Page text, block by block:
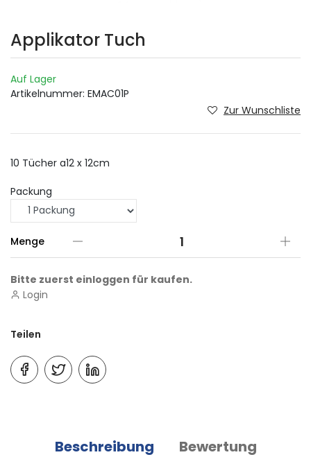
Applikator Tuch
Auf Lager
Artikelnummer: EMAC01P
Zur Wunschliste
10 Tücher a12 x 12cm
Packung
Menge
Bitte zuerst einloggen für kaufen.
Login
Teilen
Beschreibung Bewertung